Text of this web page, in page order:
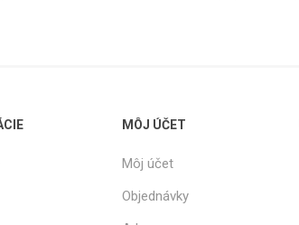
MÔJ ÚČET
Môj účet
Objednávky